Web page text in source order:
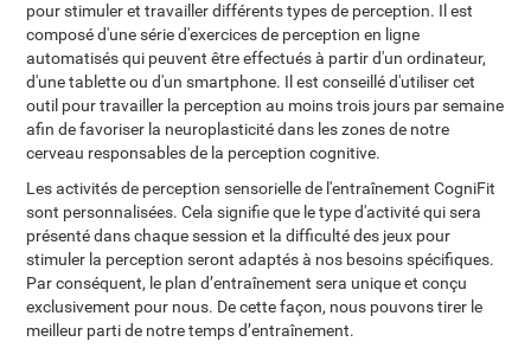
pour stimuler et travailler différents types de perception. Il est
composé d'une série d'exercices de perception en ligne
automatisés qui peuvent être effectués à partir d'un ordinateur,
d'une tablette ou d'un smartphone. Il est conseillé d'utiliser cet
outil pour travailler la perception au moins trois jours par semaine
afin de favoriser la neuroplasticité dans les zones de notre
cerveau responsables de la perception cognitive.
Les activités de perception sensorielle de l'entraînement CogniFit
sont personnalisées. Cela signifie que le type d'activité qui sera
présenté dans chaque session et la difficulté des jeux pour
stimuler la perception seront adaptés à nos besoins spécifiques.
Par conséquent, le plan d’entraînement sera unique et conçu
exclusivement pour nous. De cette façon, nous pouvons tirer le
meilleur parti de notre temps d’entraînement.